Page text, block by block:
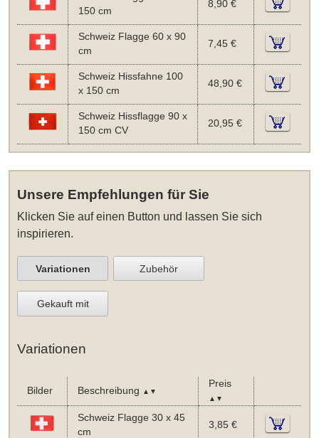
150 cm
8,90 €
Schweiz Flagge 60 x 90
cm
7,45 €
Schweiz Hissfahne 100
x 150 cm
48,90 €
Schweiz Hissflagge 90 x
150 cm CV
20,95 €
Unsere Empfehlungen für Sie
Klicken Sie auf einen Button und lassen Sie sich
inspirieren.
Variationen Zubehör
Gekauft mit
Variationen
Bilder Beschreibung ▲▼
Preis
▲▼
Schweiz Flagge 30 x 45
cm
3,85 €